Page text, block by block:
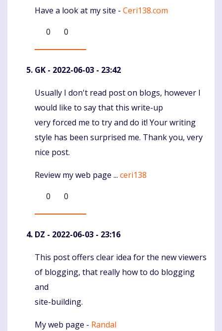
Have a look at my site - Ceri138.com
0
0
GK - 2022-06-03 - 23:42
Komentaras
Usually I don't read post on blogs, however I
would like to say that this write-up
very forced me to try and do it! Your writing
style has been surprised me. Thank you, very
nice post.
Review my web page ... ceri138
0
0
DZ - 2022-06-03 - 23:16
Komentaras
This post offers clear idea for the new viewers
of blogging, that really how to do blogging
and
site-building.
My web page - Randal